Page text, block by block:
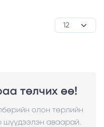
төлчих өө!
олон төрлийн
шүүдээлэн аваарай.